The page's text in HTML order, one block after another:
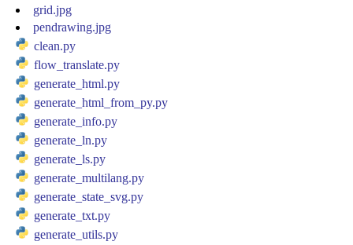
grid.jpg
pendrawing.jpg
clean.py
flow_translate.py
generate_html.py
generate_html_from_py.py
generate_info.py
generate_ln.py
generate_ls.py
generate_multilang.py
generate_state_svg.py
generate_txt.py
generate_utils.py